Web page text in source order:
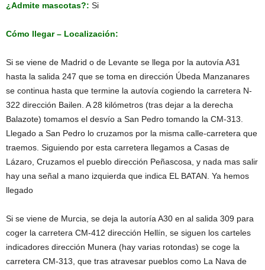
¿Admite mascotas?: Si
Cómo llegar – Localización:
Si se viene de Madrid o de Levante se llega por la autovía A31
hasta la salida 247 que se toma en dirección Úbeda Manzanares
se continua hasta que termine la autovía cogiendo la carretera N-
322 dirección Bailen. A 28 kilómetros (tras dejar a la derecha
Balazote) tomamos el desvío a San Pedro tomando la CM-313.
Llegado a San Pedro lo cruzamos por la misma calle-carretera que
traemos. Siguiendo por esta carretera llegamos a Casas de
Lázaro, Cruzamos el pueblo dirección Peñascosa, y nada mas salir
hay una señal a mano izquierda que indica EL BATAN. Ya hemos
llegado
Si se viene de Murcia, se deja la autoría A30 en al salida 309 para
coger la carretera CM-412 dirección Hellín, se siguen los carteles
indicadores dirección Munera (hay varias rotondas) se coge la
carretera CM-313, que tras atravesar pueblos como La Nava de